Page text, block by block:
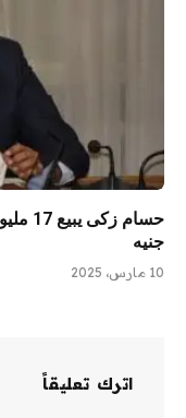
جنيه
10 مارس، 2025
اترك تعليقاً